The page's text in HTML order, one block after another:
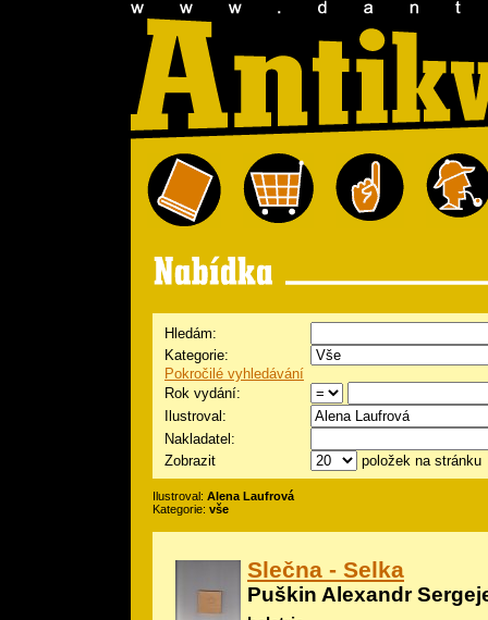
Hledám:
Kategorie:
Pokročilé vyhledávání
Rok vydání:
Ilustroval:
Nakladatel:
Zobrazit
položek na stránku
Ilustroval: Alena Laufrová
Kategorie: vše
Slečna - Selka
Puškin Alexandr